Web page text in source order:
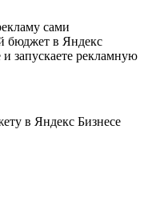
сами
бюджет в Яндекс
и запускаете рекламную
в Яндекс Бизнесе